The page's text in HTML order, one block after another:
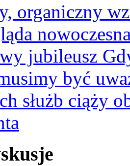
organiczny
jubileusz
być
służb ciąży